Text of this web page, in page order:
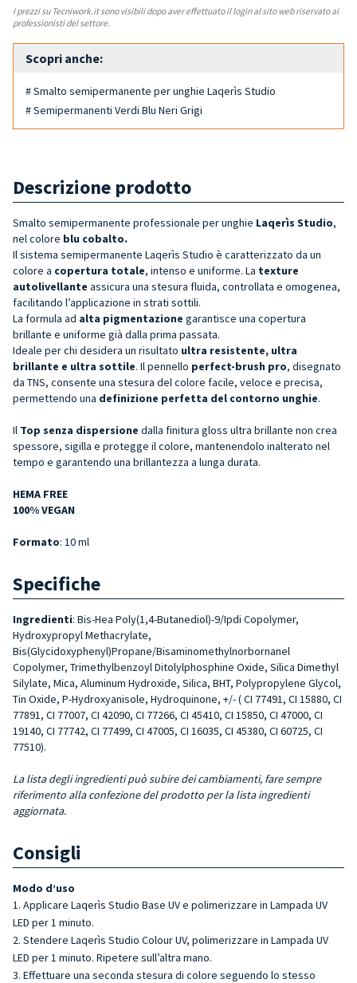
I prezzi su Tecniwork.it sono visibili dopo aver effettuato il login al sito web riservato ai
professionisti del settore.
Scopri anche:
# Smalto semipermanente per unghie Laqerìs Studio
# Semipermanenti Verdi Blu Neri Grigi
Descrizione prodotto
Smalto semipermanente professionale per unghie Laqerìs Studio,
nel colore blu cobalto.
Il sistema semipermanente Laqerìs Studio è caratterizzato da un
colore a copertura totale, intenso e uniforme. La texture
autolivellante assicura una stesura fluida, controllata e omogenea,
facilitando l’applicazione in strati sottili.
La formula ad alta pigmentazione garantisce una copertura
brillante e uniforme già dalla prima passata.
Ideale per chi desidera un risultato ultra resistente, ultra
brillante e ultra sottile. Il pennello perfect-brush pro, disegnato
da TNS, consente una stesura del colore facile, veloce e precisa,
permettendo una definizione perfetta del contorno unghie.
Il Top senza dispersione dalla finitura gloss ultra brillante non crea
spessore, sigilla e protegge il colore, mantenendolo inalterato nel
tempo e garantendo una brillantezza a lunga durata.
HEMA FREE
100% VEGAN
Formato: 10 ml
Specifiche
Ingredienti: Bis-Hea Poly(1,4-Butanediol)-9/Ipdi Copolymer,
Hydroxypropyl Methacrylate,
Bis(Glycidoxyphenyl)Propane/Bisaminomethylnorbornanel
Copolymer, Trimethylbenzoyl Ditolylphosphine Oxide, Silica Dimethyl
Silylate, Mica, Aluminum Hydroxide, Silica, BHT, Polypropylene Glycol,
Tin Oxide, P-Hydroxyanisole, Hydroquinone, +/- ( CI 77491, CI 15880, CI
77891, CI 77007, CI 42090, CI 77266, CI 45410, CI 15850, CI 47000, CI
19140, CI 77742, CI 77499, CI 47005, CI 16035, CI 45380, CI 60725, CI
77510).
La lista degli ingredienti può subire dei cambiamenti, fare sempre
riferimento alla confezione del prodotto per la lista ingredienti
aggiornata.
Consigli
Modo d’uso
Applicare Laqerìs Studio Base UV e polimerizzare in Lampada UV
LED per 1 minuto.
Stendere Laqerìs Studio Colour UV, polimerizzare in Lampada UV
LED per 1 minuto. Ripetere sull’altra mano.
Effettuare una seconda stesura di colore seguendo lo stesso